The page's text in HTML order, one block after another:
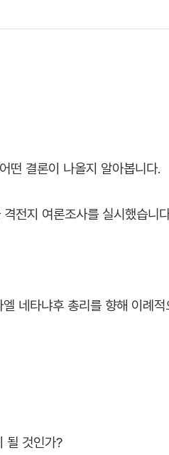
떤 결론이 나올지 알아봅니다.
전지 여론조사를 실시했습니
네타냐후 총리를 향해 이례
될 것인가?